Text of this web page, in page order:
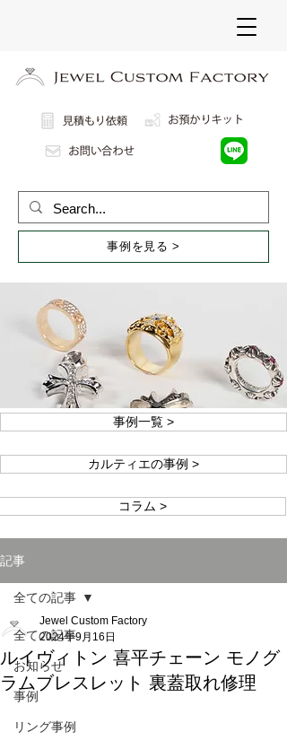
事例を見る >
事例一覧 >
カルティエの事例 >
コラム >
記事
全ての記事
お知らせ
事例
リング事例
全ての記事
ルイヴィトン 喜平チェーン モノグ
ラムブレスレット 裏蓋取れ修理
Jewel Custom Factory
2024年9月16日